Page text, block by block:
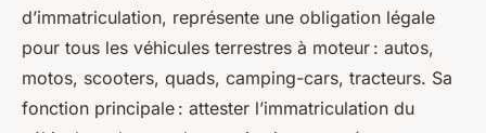
d’immatriculation, représente une obligation légale
pour tous les véhicules terrestres à moteur : autos,
motos, scooters, quads, camping-cars, tracteurs. Sa
fonction principale : attester l’immatriculation du